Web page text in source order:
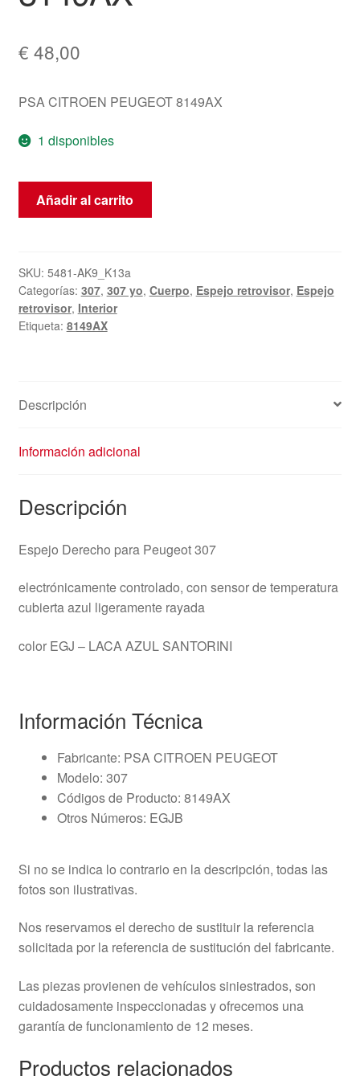
€ 48,00
PSA CITROEN PEUGEOT 8149AX
1 disponibles
Espejo
Derecho
EGJB
8149AX
cantidad
Añadir al carrito
SKU: 5481-AK9_K13a
Categorías: 307, 307 yo, Cuerpo, Espejo retrovisor, Espejo
retrovisor, Interior
Etiqueta: 8149AX
Descripción
Información adicional
Descripción
Espejo Derecho para Peugeot 307
electrónicamente controlado, con sensor de temperatura
cubierta azul ligeramente rayada
color EGJ – LACA AZUL SANTORINI
Información Técnica
Fabricante: PSA CITROEN PEUGEOT
Modelo: 307
Códigos de Producto: 8149AX
Otros Números: EGJB
Si no se indica lo contrario en la descripción, todas las
fotos son ilustrativas.
Nos reservamos el derecho de sustituir la referencia
solicitada por la referencia de sustitución del fabricante.
Las piezas provienen de vehículos siniestrados, son
cuidadosamente inspeccionadas y ofrecemos una
garantía de funcionamiento de 12 meses.
Productos relacionados